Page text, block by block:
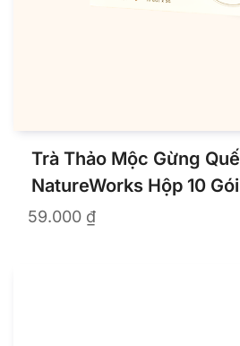
Trà Thảo Mộc Gừng Quế
NatureWorks Hộp 10 Gói
59.000 ₫